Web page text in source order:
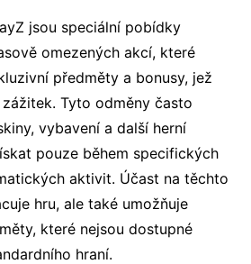
jsou speciální pobídky
omezených akcí, které
předměty a bonusy, jež
Tyto odměny často
vybavení a další herní
pouze během specifických
aktivit. Účast na těchto
hru, ale také umožňuje
které nejsou dostupné
hraní.